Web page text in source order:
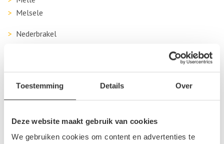
Toestemming Details Over
Deze website maakt gebruik van cookies
We gebruiken cookies om content en advertenties te
Melsele
Nederbrakel
Sint-Lievens-Houtem
Sint-Niklaas
Temse
Wichelen
Zaffelare